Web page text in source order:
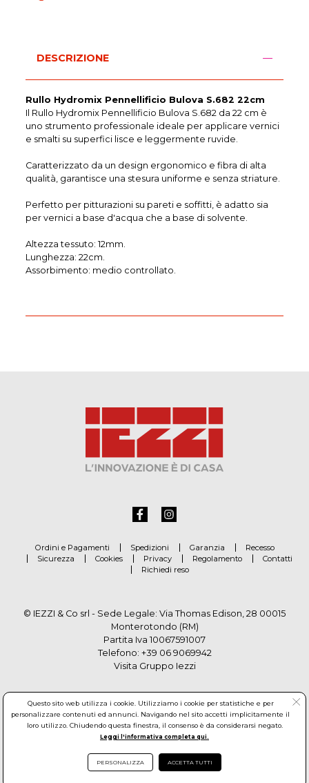
DESCRIZIONE
Rullo Hydromix Pennellificio Bulova S.682 22cm
Il Rullo Hydromix Pennellificio Bulova S.682 da 22 cm è
uno strumento professionale ideale per applicare vernici
e smalti su superfici lisce e leggermente ruvide.
Caratterizzato da un design ergonomico e fibra di alta
qualità, garantisce una stesura uniforme e senza striature.
Perfetto per pitturazioni su pareti e soffitti, è adatto sia
per vernici a base d'acqua che a base di solvente.
Altezza tessuto: 12mm.
Lunghezza: 22cm.
Assorbimento: medio controllato.
Ordini e Pagamenti Spedizioni Garanzia
Recesso
Sicurezza
Cookies Privacy Regolamento
Contatti
Richiedi reso
© IEZZI & Co srl - Sede Legale: Via Thomas Edison, 28 00015
Monterotondo (RM)
Partita Iva 10067591007
Telefono: +39 06 9069942
Visita Gruppo Iezzi
© Copyright by Gruppo Iezzi. All rights reserved. Powered by
Questo sito web utilizza i cookie. Utilizziamo i cookie per statistiche e per
personalizzare contenuti ed annunci. Navigando nel sito accetti implicitamente il
loro utilizzo. Chiudendo questa finestra, il consenso è da considerarsi negato.
Leggi l'informativa completa qui.
PERSONALIZZA ACCETTA TUTTI